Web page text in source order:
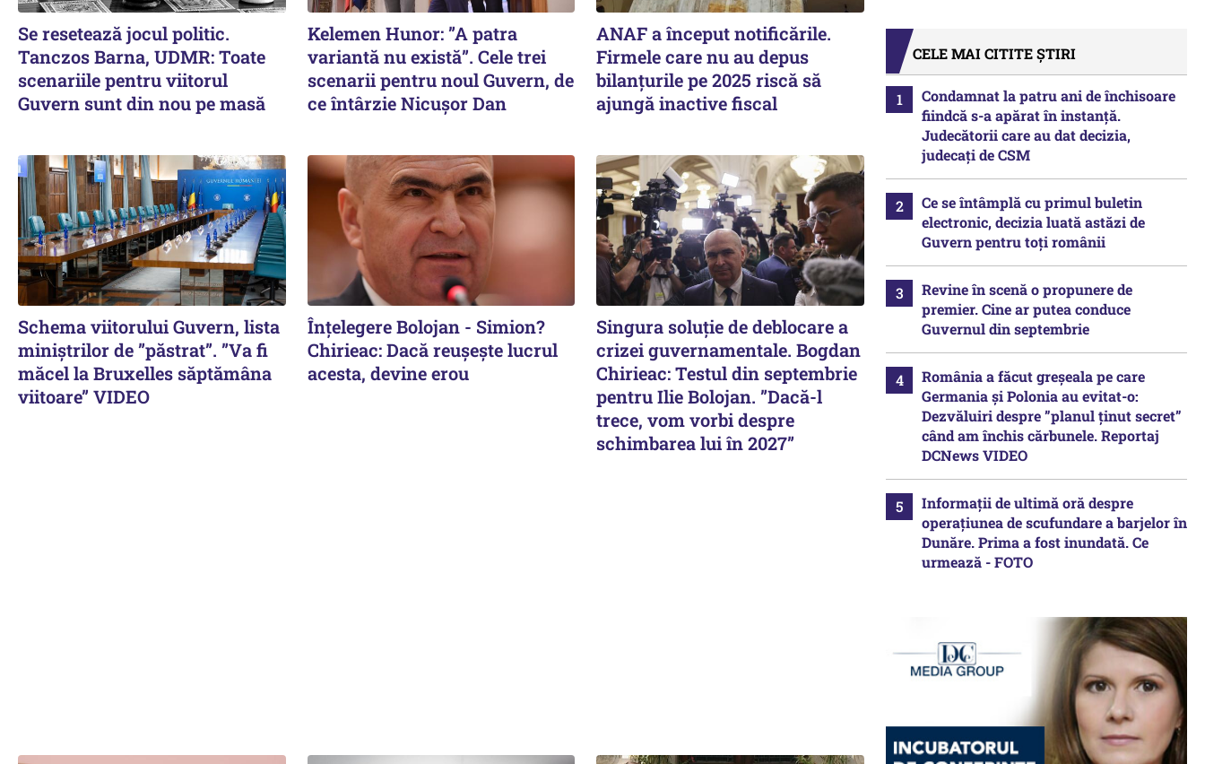
Se resetează jocul politic.
Tanczos Barna, UDMR: Toate
scenariile pentru viitorul
Guvern sunt din nou pe masă
Kelemen Hunor: ”A patra
variantă nu există”. Cele trei
scenarii pentru noul Guvern, de
ce întârzie Nicușor Dan
ANAF a început notificările.
Firmele care nu au depus
bilanțurile pe 2025 riscă să
ajungă inactive fiscal
Schema viitorului Guvern, lista
miniștrilor de ”păstrat”. ”Va fi
măcel la Bruxelles săptămâna
viitoare” VIDEO
Înțelegere Bolojan - Simion?
Chirieac: Dacă reușește lucrul
acesta, devine erou
Singura soluție de deblocare a
crizei guvernamentale. Bogdan
Chirieac: Testul din septembrie
pentru Ilie Bolojan. ”Dacă-l
trece, vom vorbi despre
schimbarea lui în 2027”
CELE MAI CITITE ȘTIRI
Condamnat la patru ani de închisoare
fiindcă s-a apărat în instanță.
Judecătorii care au dat decizia,
judecați de CSM
Ce se întâmplă cu primul buletin
electronic, decizia luată astăzi de
Guvern pentru toți românii
Revine în scenă o propunere de
premier. Cine ar putea conduce
Guvernul din septembrie
România a făcut greșeala pe care
Germania și Polonia au evitat-o:
Dezvăluiri despre ”planul ținut secret”
când am închis cărbunele. Reportaj
DCNews VIDEO
Informații de ultimă oră despre
operațiunea de scufundare a barjelor în
Dunăre. Prima a fost inundată. Ce
urmează - FOTO